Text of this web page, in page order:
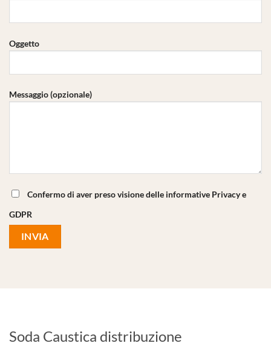
Oggetto
Messaggio (opzionale)
Confermo di aver preso visione delle informative Privacy e
GDPR
Soda Caustica distribuzione